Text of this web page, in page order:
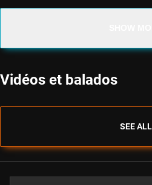
Vidéos et balados
SEE ALL